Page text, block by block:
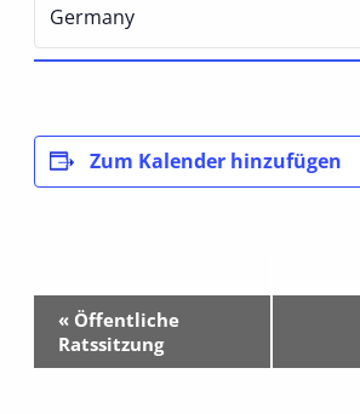
Germany
Zum Kalender hinzufügen
Veranstaltung-
Navigation
« Öffentliche
Ratssitzung